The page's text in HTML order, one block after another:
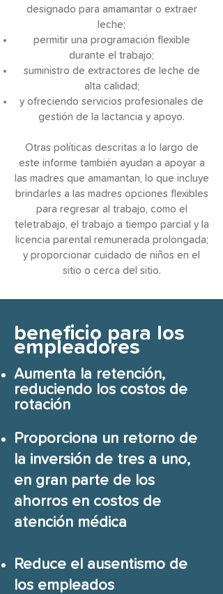
designado para amamantar o extraer
leche;
permitir una programación flexible
durante el trabajo;
suministro de extractores de leche de
alta calidad;
y ofreciendo servicios profesionales de
gestión de la lactancia y apoyo.
Otras políticas descritas a lo largo de
este informe también ayudan a apoyar a
las madres que amamantan, lo que incluye
brindarles a las madres opciones flexibles
para regresar al trabajo, como el
teletrabajo, el trabajo a tiempo parcial y la
licencia parental remunerada prolongada;
y proporcionar cuidado de niños en el
sitio o cerca del sitio.
beneficio para los
empleadores
Aumenta la retención,
reduciendo los costos de
rotación
Proporciona un retorno de
la inversión de tres a uno,
en gran parte de los
ahorros en costos de
atención médica
Reduce el ausentismo de
los empleados